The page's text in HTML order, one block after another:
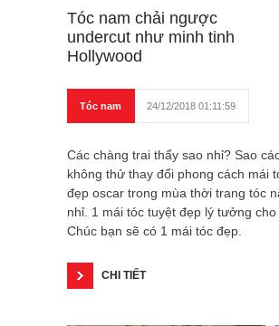
Tóc nam chải ngược
undercut như minh tinh
Hollywood
Tóc nam 24/12/2018 01:11:59
Các chàng trai thấy sao nhỉ? Sao
không thử thay đổi phong cách mái
đẹp oscar trong mùa thời trang tóc
nhỉ. 1 mái tóc tuyệt đẹp lý tưởng cho
Chúc bạn sẽ có 1 mái tóc đẹp.
CHI TIẾT